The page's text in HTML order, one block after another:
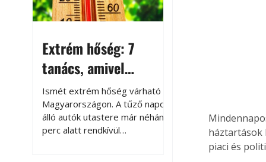
Extrém hőség: 7
tanács, amivel
megóvhatjuk
autónkat a nyári
károktól
Ismét extrém hőség várható
Magyarországon. A tűző napon
álló autók utastere már néhány
perc alatt rendkívül
háztartások
piaci és